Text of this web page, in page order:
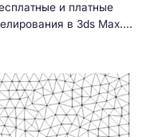
и платные
в 3ds Max....